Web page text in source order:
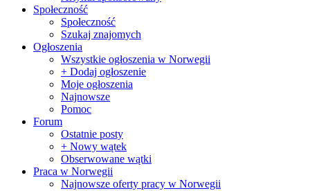
Społeczność
Społeczność
Szukaj znajomych
Ogłoszenia
Wszystkie ogłoszenia w Norwegii
+ Dodaj ogłoszenie
Moje ogłoszenia
Najnowsze
Pomoc
Forum
Ostatnie posty
+ Nowy wątek
Obserwowane wątki
Praca w Norwegii
Najnowsze oferty pracy w Norwegii